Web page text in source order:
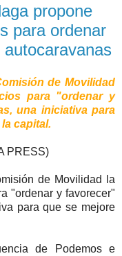
propone
para ordenar
de Movilidad
para "ordenar y
una iniciativa para
capital.
PRESS)
de Movilidad la
"ordenar y favorecer"
para que se mejore
de Podemos e